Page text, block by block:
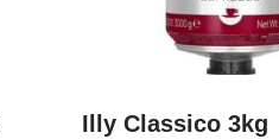
Illy Classico 3kg